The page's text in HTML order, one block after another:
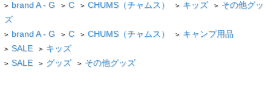
> brand A - G > C > CHUMS（チャムス） > キッズ > その他グッ
ズ
> brand A - G > C > CHUMS（チャムス） > キャンプ用品
> SALE > キッズ
> SALE > グッズ > その他グッズ